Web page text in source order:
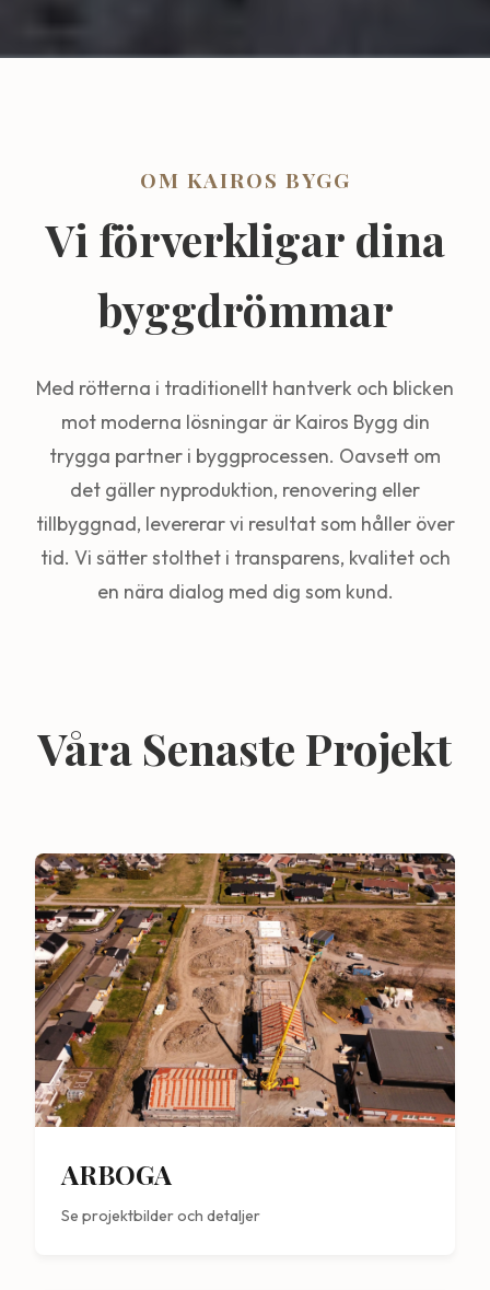
OM KAIROS BYGG
Vi förverkligar dina
byggdrömmar
Med rötterna i traditionellt hantverk och blicken
mot moderna lösningar är Kairos Bygg din
trygga partner i byggprocessen. Oavsett om
det gäller nyproduktion, renovering eller
tillbyggnad, levererar vi resultat som håller över
tid. Vi sätter stolthet i transparens, kvalitet och
en nära dialog med dig som kund.
Våra Senaste Projekt
ARBOGA
Se projektbilder och detaljer